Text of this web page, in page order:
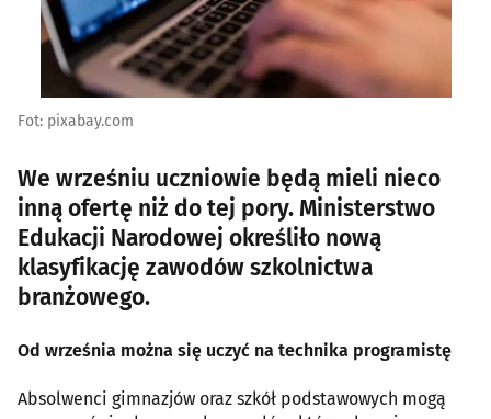
Fot: pixabay.com
We wrześniu uczniowie będą mieli nieco
inną ofertę niż do tej pory. Ministerstwo
Edukacji Narodowej określiło nową
klasyfikację zawodów szkolnictwa
branżowego.
Od września można się uczyć na technika programistę
Absolwenci gimnazjów oraz szkół podstawowych mogą